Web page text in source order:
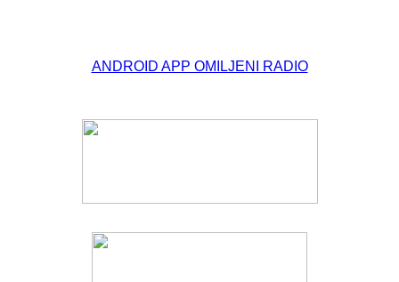
ANDROID APP OMILJENI RADIO